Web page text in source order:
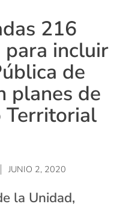
216
para incluir
de
planes de
Territorial
JUNIO 2, 2020
la Unidad,